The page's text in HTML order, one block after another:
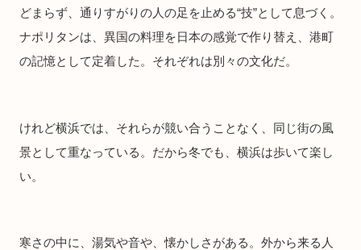
どまらず、通りすがりの人の足を止める“技”として息づく。
ナポリタンは、異国の料理を日本の感覚で作り替え、港町
の記憶として定着した。それぞれは別々の文化だ。
けれど横浜では、それらが競い合うことなく、同じ街の風
景として重なっている。だから冬でも、横浜は歩いて楽し
い。
寒さの中に、湯気や音や、懐かしさがある。外から来る人